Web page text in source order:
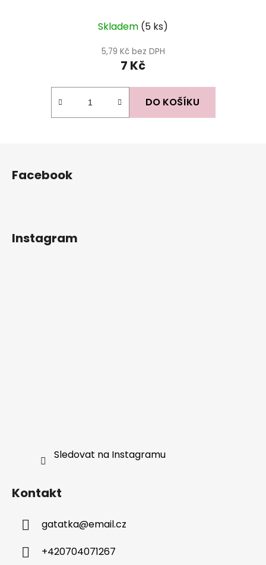
Skladem (5 ks)
5,79 Kč bez DPH
7 Kč
DO KOŠÍKU
Facebook
Instagram
Sledovat na Instagramu
Kontakt
gatatka@email.cz
+420704071267